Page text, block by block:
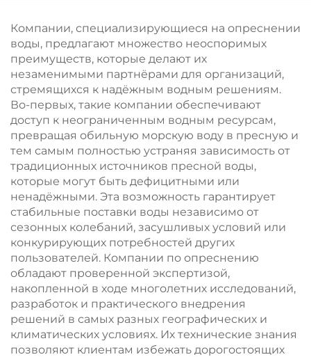
обратного осмоса для
муниципального
водоснабжения
производительностью
2000 л/ч для
фильтрации
подземных и речных
вод с сертификатами
CE и ISO
Компании, специализирующиеся на опреснении
воды, предлагают множество неоспоримых
преимуществ, которые делают их
незаменимыми партнёрами для организаций,
стремящихся к надёжным водным решениям.
Во-первых, такие компании обеспечивают
доступ к неограниченным водным ресурсам,
превращая обильную морскую воду в пресную и
тем самым полностью устраняя зависимость от
традиционных источников пресной воды,
которые могут быть дефицитными или
ненадёжными. Эта возможность гарантирует
стабильные поставки воды независимо от
сезонных колебаний, засушливых условий или
конкурирующих потребностей других
пользователей. Компании по опреснению
обладают проверенной экспертизой,
накопленной в ходе многолетних исследований,
разработок и практического внедрения
решений в самых разных географических и
климатических условиях. Их технические знания
позволяют клиентам избежать дорогостоящих